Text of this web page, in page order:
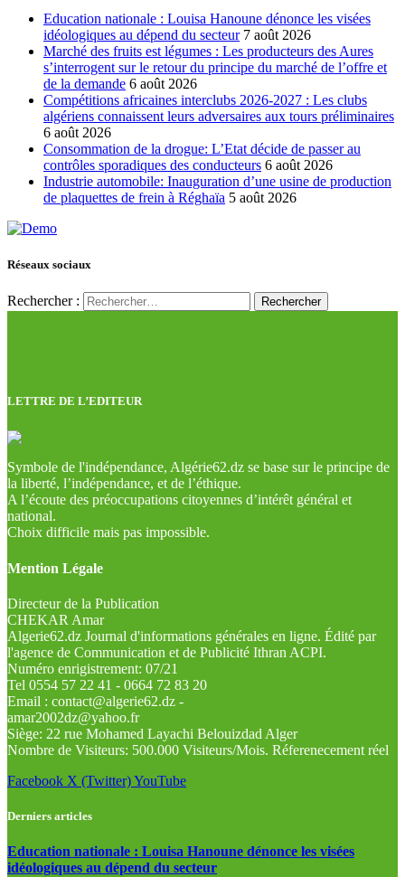
Education nationale : Louisa Hanoune dénonce les visées
idéologiques au dépend du secteur 7 août 2026
Marché des fruits est légumes : Les producteurs des Aures
s’interrogent sur le retour du principe du marché de l’offre et
de la demande 6 août 2026
Compétitions africaines interclubs 2026-2027 : Les clubs
algériens connaissent leurs adversaires aux tours préliminaires
6 août 2026
Consommation de la drogue: L’Etat décide de passer au
contrôles sporadiques des conducteurs 6 août 2026
Industrie automobile: Inauguration d’une usine de production
de plaquettes de frein à Réghaïa 5 août 2026
Réseaux sociaux
Rechercher :
LETTRE DE L’EDITEUR
Symbole de l'indépendance, Algérie62.dz se base sur le principe de
la liberté, l’indépendance, et de l’éthique.
A l’écoute des préoccupations citoyennes d’intérêt général et
national.
Choix difficile mais pas impossible.
Mention Légale
Directeur de la Publication
CHEKAR Amar
Algerie62.dz Journal d'informations générales en ligne. Édité par
l'agence de Communication et de Publicité Ithran ACPI.
Numéro enrigistrement: 07/21
Tel 0554 57 22 41 - 0664 72 83 20
Email : contact@algerie62.dz -
amar2002dz@yahoo.fr
Siège: 22 rue Mohamed Layachi Belouizdad Alger
Nombre de Visiteurs: 500.000 Visiteurs/Mois. Réferenecement réel
Facebook X (Twitter)YouTube
Derniers articles
Education nationale : Louisa Hanoune dénonce les visées
idéologiques au dépend du secteur